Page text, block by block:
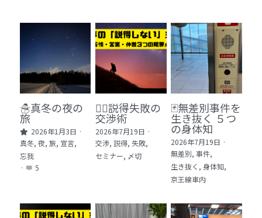
🙌自傷・他害・パニックは防げますか？
🏫社会福祉法人ぐらんま
🛒Learn More!（商品）
❓FAQ
📮ASK（無料読者登録 or 無料お問い合わせ）
📚 100冊の「本は飲み物」index
ログイン/登録
☃️真冬の夜の
旅
2026年1月3日 ·
真冬, 夜, 旅, 宣言,
忘我
·
5
🕵️‍♂️説得失敗の
交渉術
2026年7月19日 ·
交渉, 説得, 失敗,
セミナー, 〆切
🃏無差別事件を
生き抜く ５つ
の身体知
2026年7月19日 ·
無差別, 事件,
生き抜く, 身体知,
京王線車内